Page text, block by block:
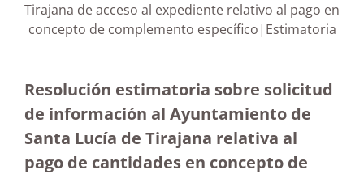
Tirajana de acceso al expediente relativo al pago en
concepto de complemento específico|Estimatoria
Resolución estimatoria sobre solicitud
de información al Ayuntamiento de
Santa Lucía de Tirajana relativa al
pago de cantidades en concepto de